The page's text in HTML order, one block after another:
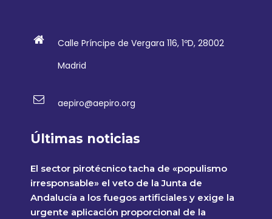
Calle Príncipe de Vergara 116, 1ºD, 28002
Madrid
aepiro@aepiro.org
Últimas noticias
El sector pirotécnico tacha de «populismo
irresponsable» el veto de la Junta de
Andalucía a los fuegos artificiales y exige la
urgente aplicación proporcional de la